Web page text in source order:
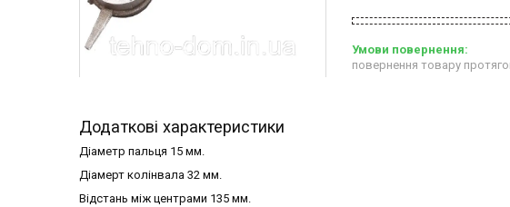
повернення товару
Додаткові характеристики
Діаметр пальця 15 мм.
Діамерт колінвала 32 мм.
Відстань між центрами 135 мм.